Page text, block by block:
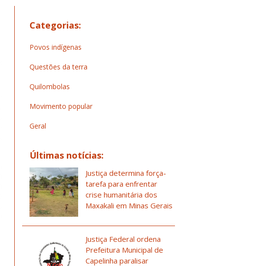
Categorias:
Povos indígenas
Questões da terra
Quilombolas
Movimento popular
Geral
Últimas notícias:
Justiça determina força-
tarefa para enfrentar
crise humanitária dos
Maxakali em Minas Gerais
Justiça Federal ordena
Prefeitura Municipal de
Capelinha paralisar